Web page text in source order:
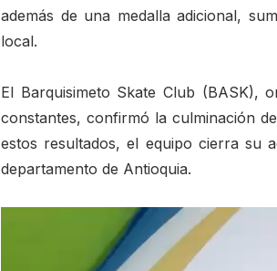
además de una medalla adicional,
local.
El Barquisimeto Skate Club (BASK),
constantes, confirmó la culminación
estos resultados, el equipo cierra su
departamento de Antioquia.